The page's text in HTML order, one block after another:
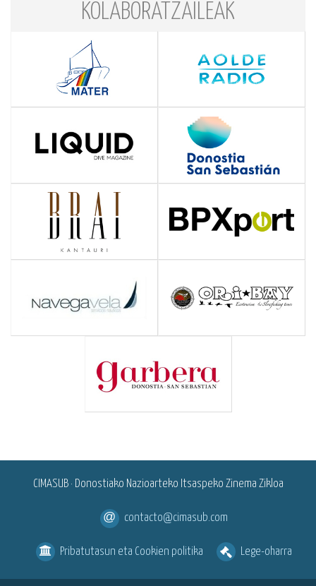
KOLABORATZAILEAK
CIMASUB · Donostiako Nazioarteko Itsaspeko Zinema Zikloa
contacto@cimasub.com
Pribatutasun eta Cookien politika Lege-oharra